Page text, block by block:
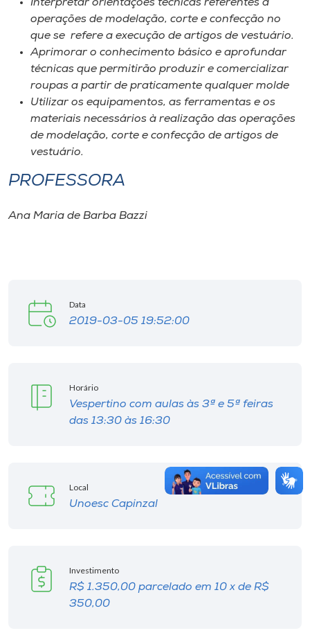
Interpretar orientações técnicas referentes a
operações de modelação, corte e confecção no
que se refere a execução de artigos de vestuário.
Aprimorar o conhecimento básico e aprofundar
técnicas que permitirão produzir e comercializar
roupas a partir de praticamente qualquer molde
Utilizar os equipamentos, as ferramentas e os
materiais necessários à realização das operações
de modelação, corte e confecção de artigos de
vestuário.
PROFESSORA
Ana Maria de Barba Bazzi
Data
2019-03-05 19:52:00
Horário
Vespertino com aulas às 3ª e 5ª feiras
das 13:30 às 16:30
Local
Unoesc Capinzal
Investimento
R$ 1.350,00 parcelado em 10 x de R$
350,00